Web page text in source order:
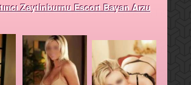
Zeytinburnu Escort Bayan Arzu